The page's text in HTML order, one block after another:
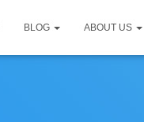
BLOG ABOUT US